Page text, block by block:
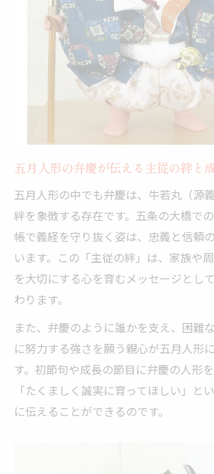
五月人形と鯉のぼりの違いを
知る
室内用五月人形と屋外用鯉の
こどもの日を彩る五月人形鯉
鯉のぼりと五月人形どっちを
の基準
飾り分けで引き立つ兜と鯉の
ス術
弁慶の忠義が込められた兜の魅力
端午の節句に贈る弁慶兜の歴
た願い
理由
忠義と武勇を表現する兜飾り
特徴
こどもの日を守護する弁慶兜
鯉のぼりとともに飾る兜の組
五月人形の弁慶が伝える主従の絆と
五月人形の中でも弁慶は、牛若丸（源
絆を象徴する存在です。五条の大橋で
帳で義経を守り抜く姿は、忠義と信頼
います。この「主従の絆」は、家族や
を大切にする心を育むメッセージとし
わります。
また、弁慶のように誰かを支え、困難
に努力する強さを願う親心が五月人形
す。初節句や成長の節目に弁慶の人形を
「たくましく誠実に育ってほしい」と
に伝えることができるのです。